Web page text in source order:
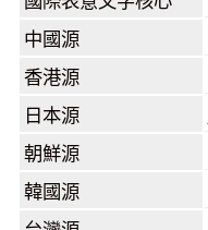
中國源
香港源
日本源
朝鮮源
韓國源